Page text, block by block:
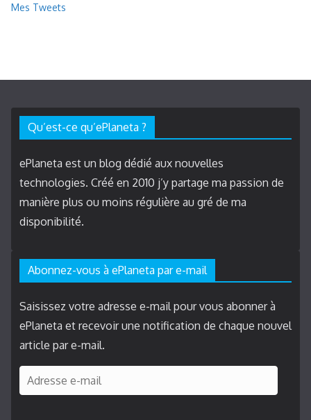
Mes Tweets
Qu’est-ce qu’ePlaneta ?
ePlaneta est un blog dédié aux nouvelles
technologies. Créé en 2010 j’y partage ma passion de
manière plus ou moins régulière au gré de ma
disponibilité.
Abonnez-vous à ePlaneta par e-mail
Saisissez votre adresse e-mail pour vous abonner à
ePlaneta et recevoir une notification de chaque nouvel
article par e-mail.
d